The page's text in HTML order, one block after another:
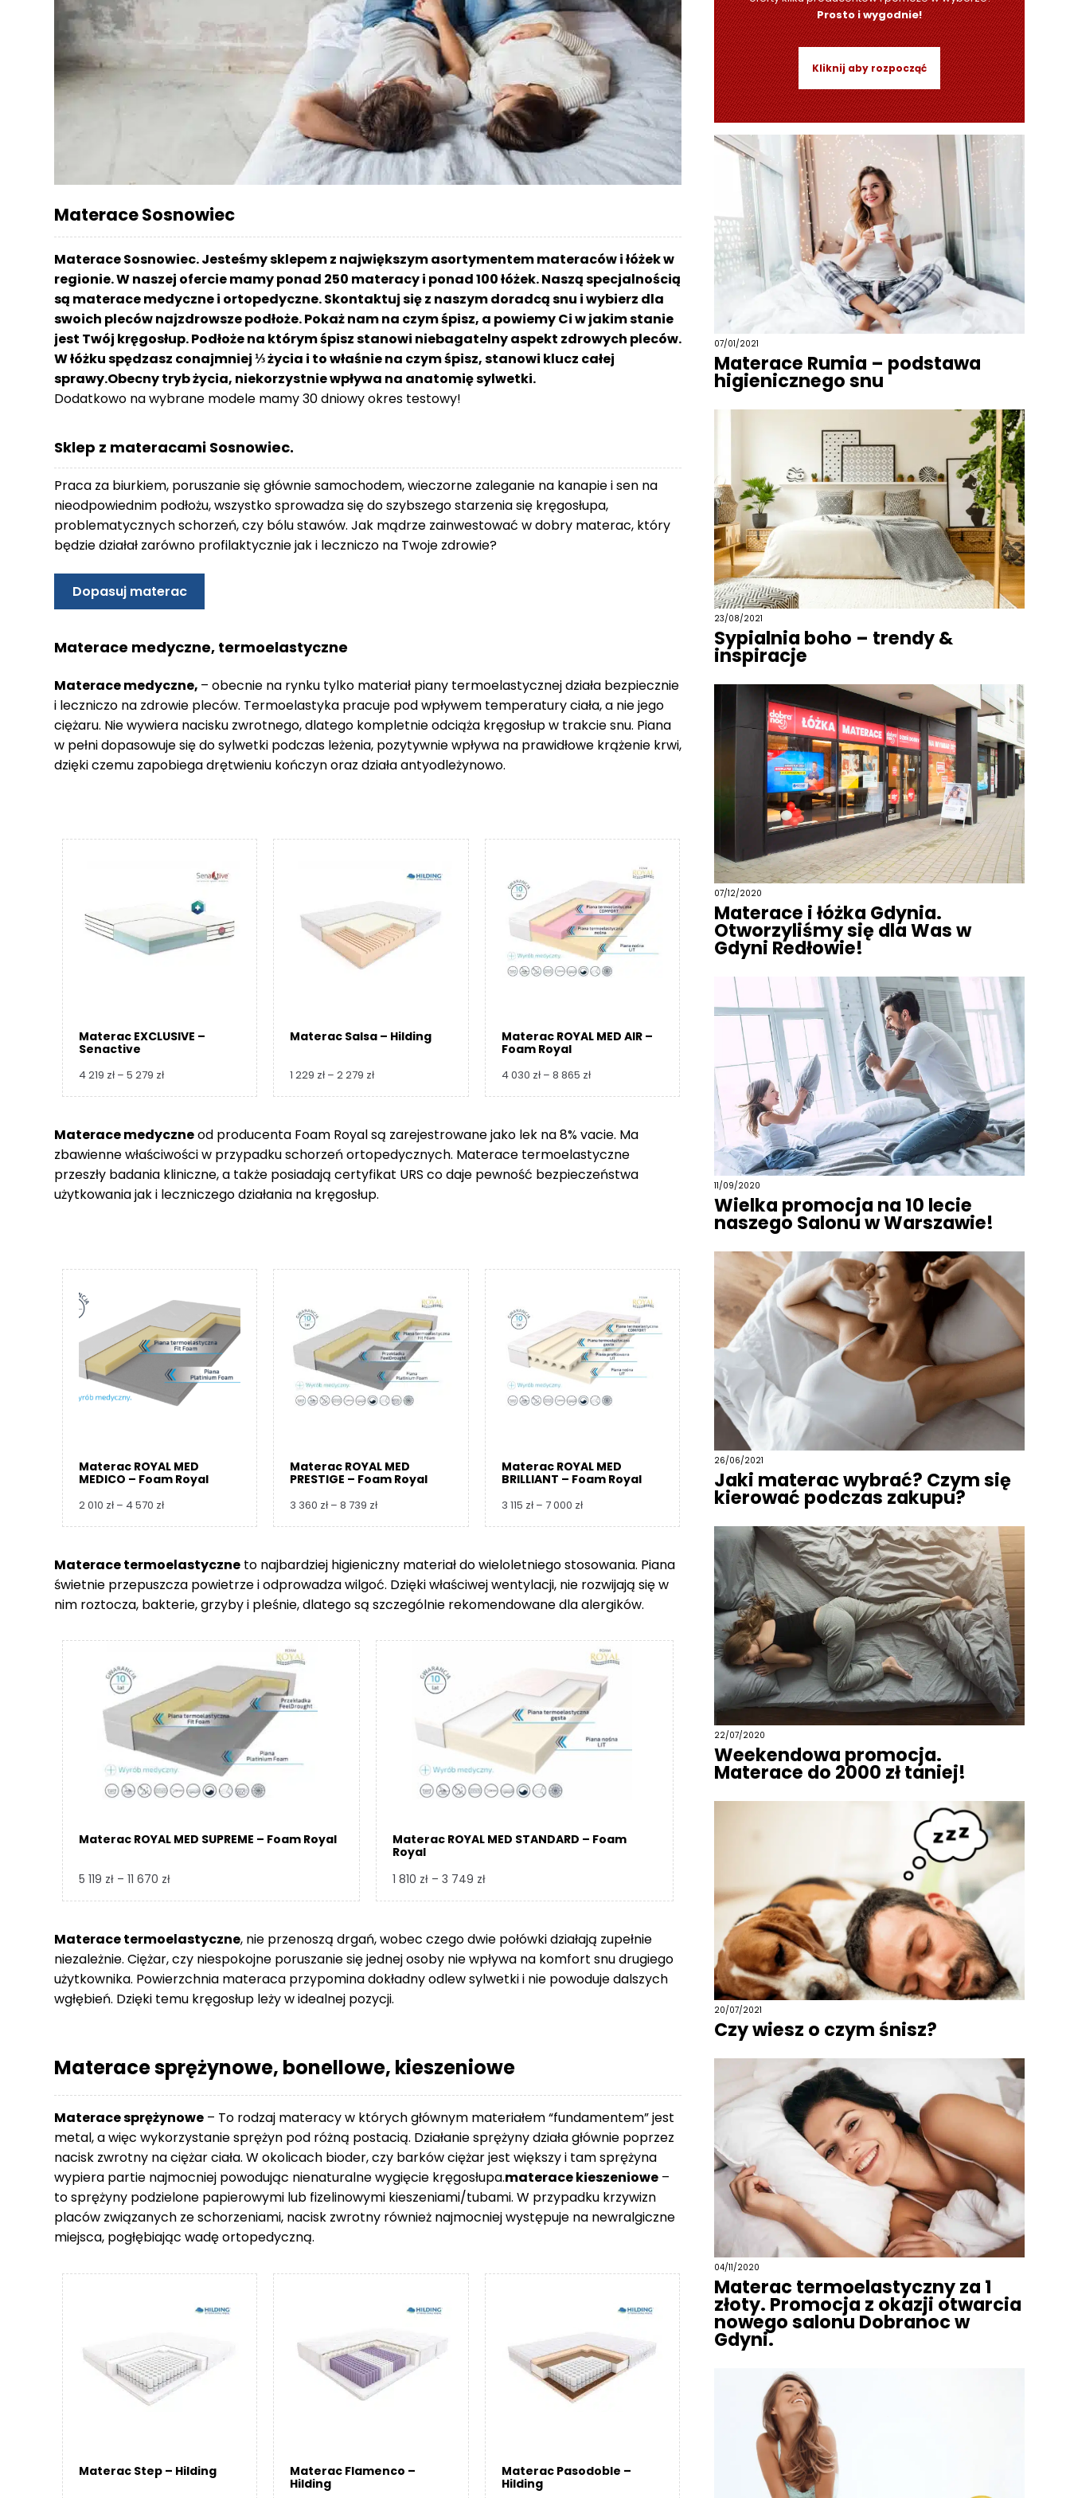
Materace Sosnowiec
Materace Sosnowiec. Jesteśmy sklepem z największym asortymentem materaców i łóżek w
regionie. W naszej ofercie mamy ponad 250 materacy i ponad 100 łóżek. Naszą specjalnością
są materace medyczne i ortopedyczne. Skontaktuj się z naszym doradcą snu i wybierz dla
swoich pleców najzdrowsze podłoże. Pokaż nam na czym śpisz, a powiemy Ci w jakim stanie
jest Twój kręgosłup. Podłoże na którym śpisz stanowi niebagatelny aspekt zdrowych pleców.
W łóżku spędzasz conajmniej ⅓ życia i to właśnie na czym śpisz, stanowi klucz całej
sprawy.Obecny tryb życia, niekorzystnie wpływa na anatomię sylwetki.
Dodatkowo na wybrane modele mamy 30 dniowy okres testowy!
Sklep z materacami Sosnowiec.
Praca za biurkiem, poruszanie się głównie samochodem, wieczorne zaleganie na kanapie i sen na
nieodpowiednim podłożu, wszystko sprowadza się do szybszego starzenia się kręgosłupa,
problematycznych schorzeń, czy bólu stawów. Jak mądrze zainwestować w dobry materac, który
będzie działał zarówno profilaktycznie jak i leczniczo na Twoje zdrowie?
Dopasuj materac
Materace medyczne, termoelastyczne
Materace medyczne, – obecnie na rynku tylko materiał piany termoelastycznej działa bezpiecznie
i leczniczo na zdrowie pleców. Termoelastyka pracuje pod wpływem temperatury ciała, a nie jego
ciężaru. Nie wywiera nacisku zwrotnego, dlatego kompletnie odciąża kręgosłup w trakcie snu. Piana
w pełni dopasowuje się do sylwetki podczas leżenia, pozytywnie wpływa na prawidłowe krążenie krwi,
dzięki czemu zapobiega drętwieniu kończyn oraz działa antyodleżynowo.
Materac EXCLUSIVE –
Senactive
4 219 zł – 5 279 złZakres
219 zł
do
5
279 zł
Materac Salsa – Hilding
1 229 zł – 2 279 złZakres
229 zł
do
2
Materac ROYAL MED AIR –
Foam Royal
4 030 zł – 8 865 złZakres
030 zł
do
8
Materace medyczneod producenta Foam Royal są zarejestrowane jako lek na 8% vacie. Ma
zbawienne właściwości w przypadku schorzeń ortopedycznych. Materace termoelastyczne
przeszły badania kliniczne, a także posiadają certyfikat URS co daje pewność bezpieczeństwa
użytkowania jak i leczniczego działania na kręgosłup.
Materac ROYAL MED
MEDICO – Foam Royal
2 010 zł – 4 570 złZakres
010 zł
do
4
Materac ROYAL MED
PRESTIGE – Foam Royal
3 360 zł – 8 739 złZakres
360 zł
do
8
Materac ROYAL MED
BRILLIANT – Foam Royal
3 115 zł – 7 000 złZakres
115 zł
do
7
000 zł
Materace termoelastyczneto najbardziej higieniczny materiał do wieloletniego stosowania. Piana
świetnie przepuszcza powietrze i odprowadza wilgoć. Dzięki właściwej wentylacji, nie rozwijają się w
nim roztocza, bakterie, grzyby i pleśnie, dlatego są szczególnie rekomendowane dla alergików.
Materac ROYAL MED SUPREME – Foam Royal
5 119 zł – 11 670 złZakres
5
119 zł
do
11
670 zł
Materac ROYAL MED STANDARD – Foam
Royal
1 810 zł – 3 749 złZakres
1
810 zł
do
3
Materace termoelastyczne, nie przenoszą drgań, wobec czego dwie połówki działają zupełnie
niezależnie. Ciężar, czy niespokojne poruszanie się jednej osoby nie wpływa na komfort snu drugiego
użytkownika. Powierzchnia materaca przypomina dokładny odlew sylwetki i nie powoduje dalszych
wgłębień. Dzięki temu kręgosłup leży w idealnej pozycji.
Materace sprężynowe, bonellowe, kieszeniowe
Materace sprężynowe– To rodzaj materacy w których głównym materiałem “fundamentem” jest
metal, a więc wykorzystanie sprężyn pod różną postacią. Działanie sprężyny działa głównie poprzez
nacisk zwrotny na ciężar ciała. W okolicach bioder, czy barków ciężar jest większy i tam sprężyna
wypiera partie najmocniej powodując nienaturalne wygięcie kręgosłupa.materace kieszeniowe–
to sprężyny podzielone papierowymi lub fizelinowymi kieszeniami/tubami. W przypadku krzywizn
placów związanych ze schorzeniami, nacisk zwrotny również najmocniej występuje na newralgiczne
miejsca, pogłębiając wadę ortopedyczną.
Materac Step – Hilding
Materac Flamenco –
Hilding
Materac Pasodoble –
Hilding
Prosto i wygodnie!
Kliknij aby rozpocząć
07/01/2021
Materace Rumia – podstawa
higienicznego snu
23/08/2021
Sypialnia boho – trendy &
inspiracje
07/12/2020
Materace i łóżka Gdynia.
Otworzyliśmy się dla Was w
Gdyni Redłowie!
11/09/2020
Wielka promocja na 10 lecie
naszego Salonu w Warszawie!
26/06/2021
Jaki materac wybrać? Czym się
kierować podczas zakupu?
22/07/2020
Weekendowa promocja.
Materace do 2000 zł taniej!
20/07/2021
Czy wiesz o czym śnisz?
04/11/2020
Materac termoelastyczny za 1
złoty. Promocja z okazji otwarcia
nowego salonu Dobranoc w
Gdyni.